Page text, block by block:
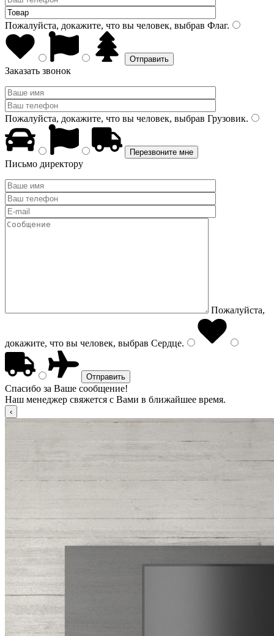
Пожалуйста, докажите, что вы человек, выбрав Флаг.
Заказать звонок
Пожалуйста, докажите, что вы человек, выбрав Грузовик.
Письмо директору
Пожалуйста,
докажите, что вы человек, выбрав Сердце.
Спасибо за Ваше сообщение!
Наш менеджер свяжется с Вами в ближайшее время.